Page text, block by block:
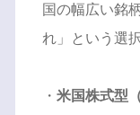
国の幅広い銘
れ」という選
・ 米国株式型